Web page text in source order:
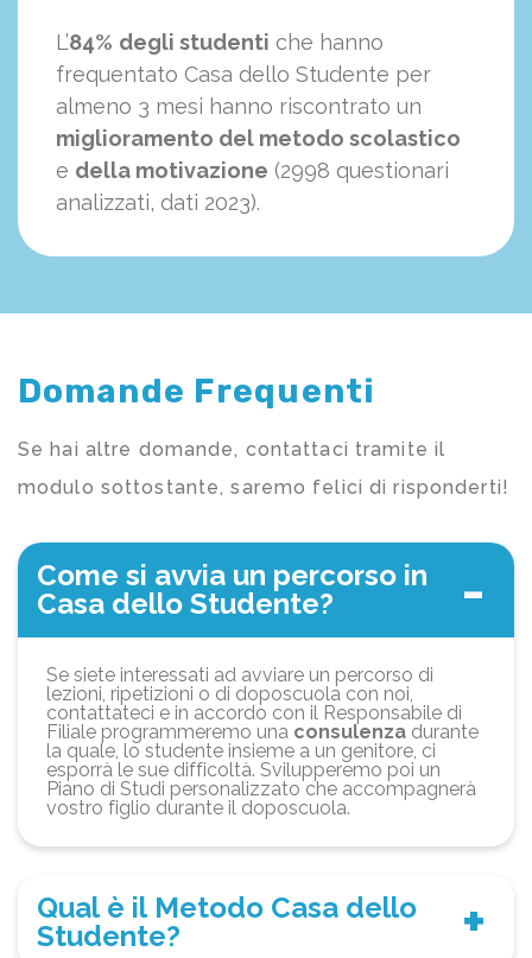
L’84% degli studenti che hanno
frequentato Casa dello Studente per
almeno 3 mesi hanno riscontrato un
miglioramento del metodo scolastico
e della motivazione (2998 questionari
analizzati, dati 2023).
Domande Frequenti
Se hai altre domande, contattaci tramite il
modulo sottostante, saremo felici di risponderti!
Come si avvia un percorso in
Casa dello Studente?
Se siete interessati ad avviare un percorso di
lezioni, ripetizioni o di doposcuola con noi,
contattateci e in accordo con il Responsabile di
Filiale programmeremo una consulenza durante
la quale, lo studente insieme a un genitore, ci
esporrà le sue difficoltà. Svilupperemo poi un
Piano di Studi personalizzato che accompagnerà
vostro figlio durante il doposcuola.
Qual è il Metodo Casa dello
Studente?